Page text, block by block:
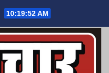
10:19:53 AM